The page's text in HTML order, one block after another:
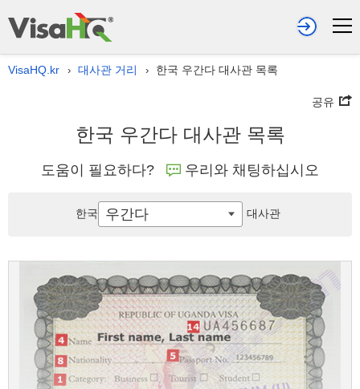
VisaHQ.kr › 대사관 거리 › 한국 우간다 대사관 목록
공유
한국 우간다 대사관 목록
도움이 필요하다? 우리와 채팅하십시오
한국 우간다 대사관